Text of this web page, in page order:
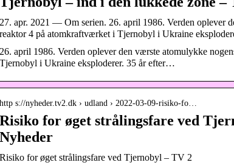
27. apr. 2021 — Om serien. 26. april 1986. Verden oplever
reaktor 4 på atomkraftværket i Tjernobyl i Ukraine
26. april 1986. Verden oplever den værste atomulykke
Tjernobyl i Ukraine eksploderer. 35 år efter…
http s://nyheder.tv2.dk › udland › 2022-03-09-risiko-fo…
Risiko for øget strålingsfare ved
Nyheder
Risiko for øget strålingsfare ved Tjernobyl – TV 2